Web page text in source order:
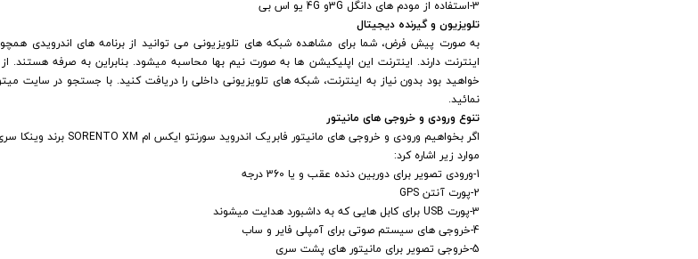
3-استفاده از مودم های دانگل 3Gو 4G یو اس بی
تلویزیون و گیرنده دیجیتال
به صورت پیش فرض، شما برای مشاهده شبکه های تلویزیونی می توانید از برنامه های اندرویدی
اینترنت دارند. اینترنت این اپلیکیشن ها به صورت نیم بها محاسبه میشود. بنابراین به صرفه
خواهید بود بدون نیاز به اینترنت، شبکه های تلویزیونی داخلی را دریافت کنید. با جستجو در سایت
نمائید.
تنوع ورودی و خروجی های مانیتور
موارد زیر اشاره کرد:
1-ورودی تصویر برای دوربین دنده عقب و یا 360 درجه
2-پورت آنتن GPS
3-پورت USB برای کابل هایی که به داشبورد هدایت میشوند
4-خروجی های سیستم صوتی برای آمپلی فایر و ساب
5-خروجی تصویر برای مانیتور های پشت سری